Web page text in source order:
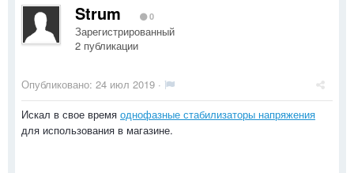
Strum 0
Зарегистрированный
2 публикации
Опубликовано: 24 июл 2019 ·
Искал в свое время однофазные стабилизаторы напряжения
для использования в магазине.